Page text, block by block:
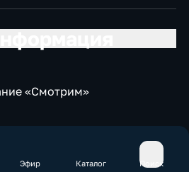
Эфир Каталог Поиск
«Смотрим»